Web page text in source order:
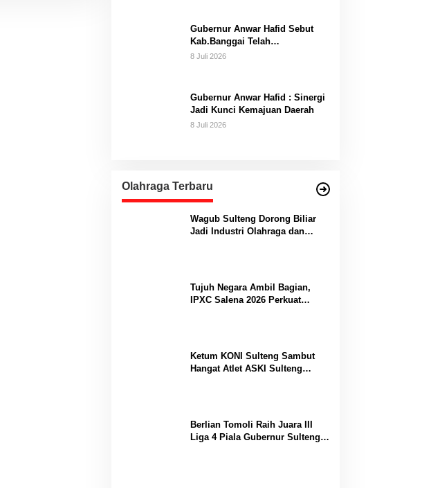
Gubernur Anwar Hafid Sebut
Kab.Banggai Telah
“Melahirkan” Generasi…
8 Juli 2026
Gubernur Anwar Hafid : Sinergi
Jadi Kunci Kemajuan Daerah
8 Juli 2026
Olahraga Terbaru
Wagub Sulteng Dorong Biliar
Jadi Industri Olahraga dan
Tujuh Negara Ambil Bagian,
IPXC Salena 2026 Perkuat
Ketum KONI Sulteng Sambut
Hangat Atlet ASKI Sulteng
Berlian Tomoli Raih Juara III
Liga 4 Piala Gubernur Sulteng